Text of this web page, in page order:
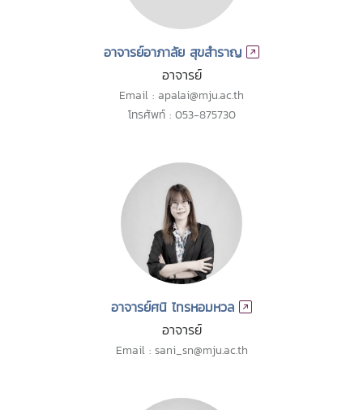
อาจารย์อาภาลัย สุขสำราญ
อาจารย์
Email : apalai@mju.ac.th
โทรศัพท์ : 053-875730
อาจารย์ศนิ ไทรหอมหวล
อาจารย์
Email : sani_sn@mju.ac.th